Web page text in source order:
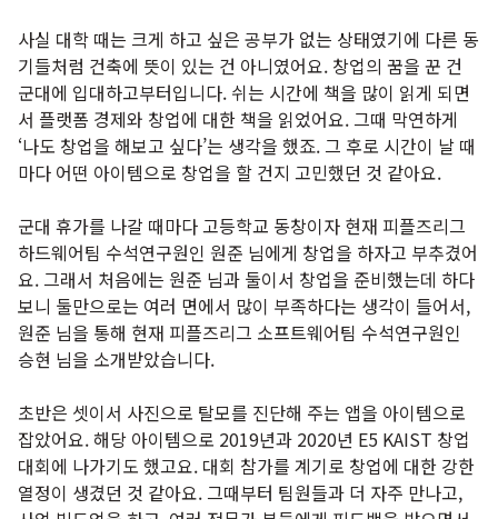
사실 대학 때는 크게 하고 싶은 공부가 없는 상태였기에 다른 동
기들처럼 건축에 뜻이 있는 건 아니였어요. 창업의 꿈을 꾼 건
군대에 입대하고부터입니다. 쉬는 시간에 책을 많이 읽게 되면
서 플랫폼 경제와 창업에 대한 책을 읽었어요. 그때 막연하게
‘나도 창업을 해보고 싶다’는 생각을 했죠. 그 후로 시간이 날 때
마다 어떤 아이템으로 창업을 할 건지 고민했던 것 같아요.
군대 휴가를 나갈 때마다 고등학교 동창이자 현재 피플즈리그
하드웨어팀 수석연구원인 원준 님에게 창업을 하자고 부추겼어
요. 그래서 처음에는 원준 님과 둘이서 창업을 준비했는데 하다
보니 둘만으로는 여러 면에서 많이 부족하다는 생각이 들어서,
원준 님을 통해 현재 피플즈리그 소프트웨어팀 수석연구원인
승현 님을 소개받았습니다.
초반은 셋이서 사진으로 탈모를 진단해 주는 앱을 아이템으로
잡았어요. 해당 아이템으로 2019년과 2020년 E5 KAIST 창업
대회에 나가기도 했고요. 대회 참가를 계기로 창업에 대한 강한
열정이 생겼던 것 같아요. 그때부터 팀원들과 더 자주 만나고,